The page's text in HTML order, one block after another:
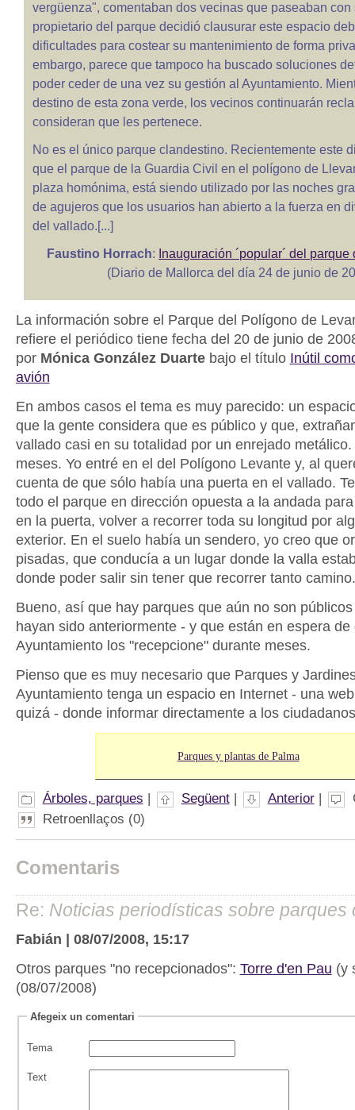
vergüenza", comentaban dos vecinas que paseaban con
propietario del parque decidió clausurar este espacio
dificultades para costear su mantenimiento de forma
embargo, parece que tampoco ha buscado soluciones
poder ceder de una vez su gestión al Ayuntamiento.
destino de esta zona verde, los vecinos continuarán
consideran que les pertenece.
No es el único parque clandestino. Recientemente este
que el parque de la Guardia Civil en el polígono de
plaza homónima, está siendo utilizado por las noches
de agujeros que los usuarios han abierto a la fuerza en
del vallado.[...]
Faustino Horrach: Inauguración ´popular´ del
(Diario de Mallorca del día 24 de junio de
La información sobre el Parque del Polígono de
refiere el periódico tiene fecha del 20 de junio de
por Mónica González Duartebajo el título Inútil
avión
En ambos casos el tema es muy parecido: un
que la gente considera que es público y que,
vallado casi en su totalidad por un enrejado
meses. Yo entré en el del Polígono Levante y, al
cuenta de que sólo había una puerta en el vallado.
todo el parque en dirección opuesta a la andada
en la puerta, volver a recorrer toda su longitud por
exterior. En el suelo había un sendero, yo creo que
pisadas, que conducía a un lugar donde la valla
donde poder salir sin tener que recorrer tanto camino.
Bueno, así que hay parques que aún no son
hayan sido anteriormente - y que están en espera de
Ayuntamiento los "recepcione" durante meses.
Pienso que es muy necesario que Parques y
Ayuntamiento tenga un espacio en Internet - una
quizá - donde informar directamente a los
Parques y plantas de Palma
Árboles, parques | Següent| Anterior|
Retroenllaços (0)
Comentaris
Re: Noticias periodísticas sobre parques
Fabián | 08/07/2008, 15:17
Otros parques "no recepcionados": Torre d'en Pau (y
(08/07/2008)
Afegeix un comentari
Tema
Text